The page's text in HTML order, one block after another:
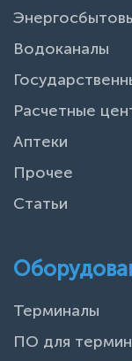
Водоканалы
Расчетные
Аптеки
Прочее
Статьи
Терминалы
ПО для